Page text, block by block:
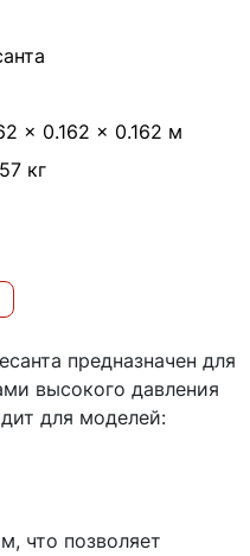
× 0.162 × 0.162 м
кг
предназначен для
высокого давления
для моделей:
что позволяет